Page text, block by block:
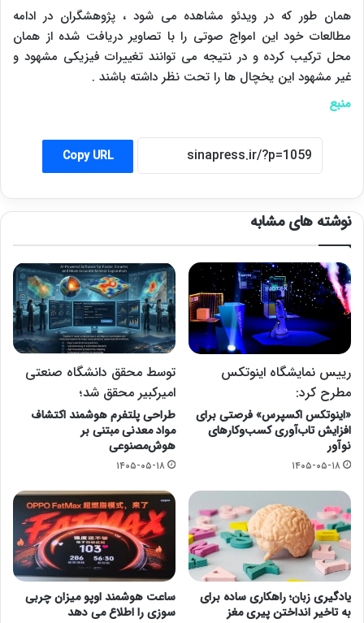
همان طور که در ویدئو مشاهده می شود ، پژوهشگران در ادامه
مطالعات خود این امواج صوتی را با تصاویر دریافت شده از همان
محل ترکیب کرده و در نتیجه می توانند تغییرات فیزیکی مشهود و
غیر مشهود این یخچال ها را تحت نظر داشته باشند .
منبع
Copy URL
نوشته های مشابه
رییس نمایشگاه اینوتکس
مطرح کرد:
«اینوتکس اکسپرس» فرصتی برای
افزایش تاب‌آوری کسب‌وکارهای
نوآور
۱۴۰۵-۰۵-۱۸
توسط محقق دانشگاه صنعتی
امیرکبیر محقق شد؛
طراحی پلتفرم هوشمند اکتشاف
مواد معدنی مبتنی بر
هوش‌مصنوعی
۱۴۰۵-۰۵-۱۸
یادگیری زبان؛ راهکاری ساده برای
به تاخیر انداختن پیری مغز
ساعت هوشمند اوپو میزان چربی
سوزی را اطلاع می دهد